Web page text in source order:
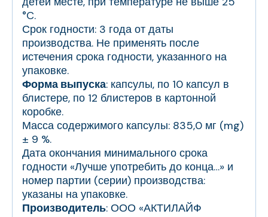
°C.
Срок годности: 3 года от даты
производства. Не применять после
истечения срока годности, указанного на
упаковке.
Форма выпуска: капсулы, по 10 капсул в
блистере, по 12 блистеров в картонной
коробке.
Масса содержимого капсулы: 835,0 мг (mg)
± 9 %.
Дата окончания минимального срока
годности «Лучше употребить до конца…» и
номер партии (серии) производства:
указаны на упаковке.
Производитель: ООО «АКТИЛАЙФ